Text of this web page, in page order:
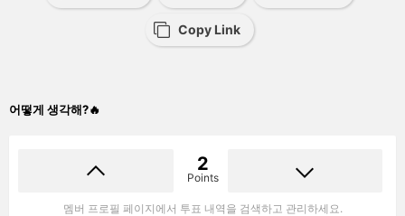
Copy Link
어떻게 생각해?🔥
2
Points
멤버 프로필 페이지에서 투표 내역을 검색하고 관리하세요.